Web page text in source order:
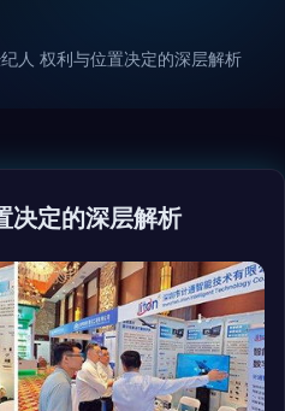
人 权利与位置决定的深层解析
决定的深层解析